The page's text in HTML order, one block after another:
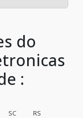
do
:
SC
RS